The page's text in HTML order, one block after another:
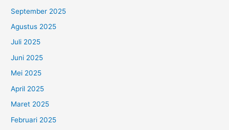
September 2025
Agustus 2025
Juli 2025
Juni 2025
Mei 2025
April 2025
Maret 2025
Februari 2025